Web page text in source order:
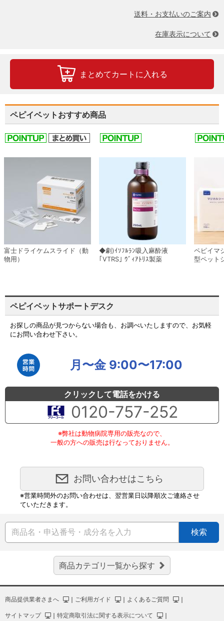
送料・お支払いのご案内
在庫表示について
まとめてカートに入れる
ペピイベットおすすめ商品
富士ドライケムスライド（動
物用）
◆劇)ｲｿﾌﾙﾗﾝ吸入麻酔液
｢VTRS｣ ｳﾞｨｱﾄﾘｽ製薬
ペピイマ
型ペット
ペピイベットサポートデスク
お探しの商品が見つからない場合も、お調べいたしますので、お気軽
にお問い合わせ下さい。
月〜金 9:00〜17:00
クリックして電話をかける
0120-757-252
※弊社は動物病院専用の販売なので、
一般の方への販売は行なっておりません。
お問い合わせはこちら
※営業時間外のお問い合わせは、翌営業日以降順次ご連絡させ
ていただきます。
検索
商品カテゴリ一覧から探す
商品提供業者さまへ ｜ ご利用ガイド ｜ よくあるご質問 ｜
サイトマップ ｜ 特定商取引法に関する表示について ｜